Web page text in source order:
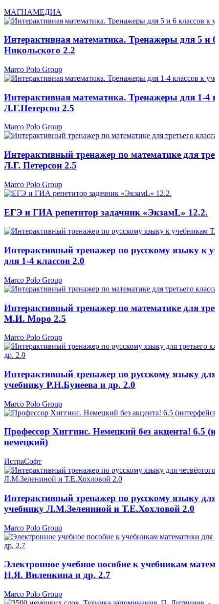
МАГНАМЕДИА
Интерактивная математика. Тренажеры для 5 и
Никольского 2.2
Marco Polo Group
Интерактивная математика. Тренажеры для 1-4
Л.Г.Петерсон 2.5
Marco Polo Group
Интерактивный тренажер по математике для
Л.Г. Петерсон 2.5
Marco Polo Group
ЕГЭ и ГИА репетитор задачник «ЭкзамL» 12.2.
Интерактивный тренажер по русскому языку к
для 1-4 классов 2.0
Marco Polo Group
Интерактивный тренажер по математике для
М.И. Моро 2.5
Marco Polo Group
Интерактивный тренажер по русскому языку для
учебнику Р.Н.Бунеева и др. 2.0
Marco Polo Group
Профессор Хиггинс. Немецкий без акцента! 6.5
немецкий)
ИстраСофт
Интерактивный тренажер по русскому языку для
учебнику Л.М.Зелениной и Т.Е.Хохловой 2.0
Marco Polo Group
Электронное учебное пособие к учебникам
Н.Я. Виленкина и др. 2.7
Marco Polo Group